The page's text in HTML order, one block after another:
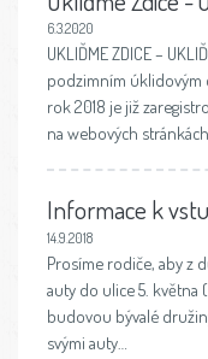
6.3.2020
UKLIĎME ZDICE –
podzimním úklidovým
rok 2018 je již
na webových stránkách…
Informace k
14.9.2018
Prosíme rodiče, aby z
auty do ulice 5. května
budovou bývalé
svými auty…